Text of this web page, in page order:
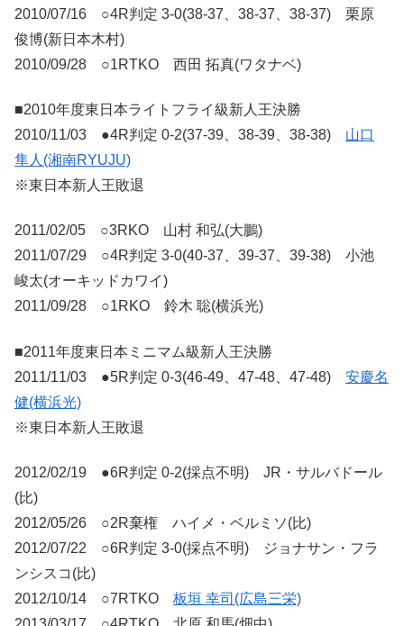
2010/07/16 ○4R判定 3-0(38-37、38-37、38-37) 栗原
俊博(新日本木村)
2010/09/28 ○1RTKO 西田 拓真(ワタナベ)
■2010年度東日本ライトフライ級新人王決勝
2010/11/03 ●4R判定 0-2(37-39、38-39、38-38) 山口
隼人(湘南RYUJU)
※東日本新人王敗退
2011/02/05 ○3RKO 山村 和弘(大鵬)
2011/07/29 ○4R判定 3-0(40-37、39-37、39-38) 小池
峻太(オーキッドカワイ)
2011/09/28 ○1RKO 鈴木 聡(横浜光)
■2011年度東日本ミニマム級新人王決勝
2011/11/03 ●5R判定 0-3(46-49、47-48、47-48) 安慶名
健(横浜光)
※東日本新人王敗退
2012/02/19 ●6R判定 0-2(採点不明) JR・サルバドール
(比)
2012/05/26 ○2R棄権 ハイメ・ベルミソ(比)
2012/07/22 ○6R判定 3-0(採点不明) ジョナサン・フラ
ンシスコ(比)
2012/10/14 ○7RTKO 板垣 幸司(広島三栄)